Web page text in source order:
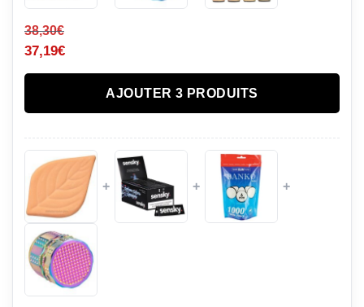
38,30€
37,19€
AJOUTER 3 PRODUITS
+ + +